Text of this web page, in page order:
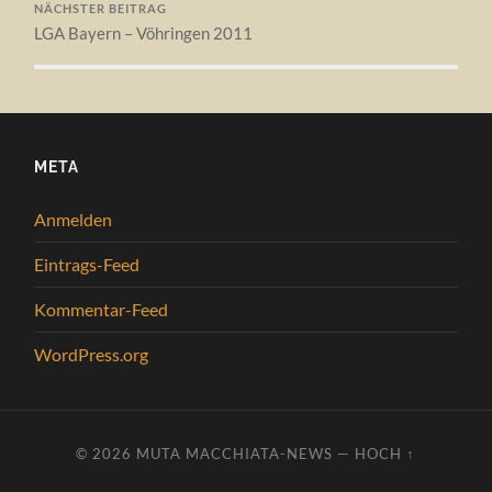
NÄCHSTER BEITRAG
LGA Bayern – Vöhringen 2011
META
Anmelden
Eintrags-Feed
Kommentar-Feed
WordPress.org
© 2026 MUTA MACCHIATA-NEWS — HOCH ↑